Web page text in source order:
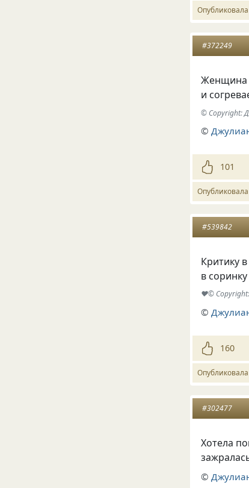
Опубликовала
#372249
Женщина
и
© Copyright:
©
101
Опубликовала
#539842
Критику
в
♥©
©
160
Опубликовала
#302477
Хотела
©